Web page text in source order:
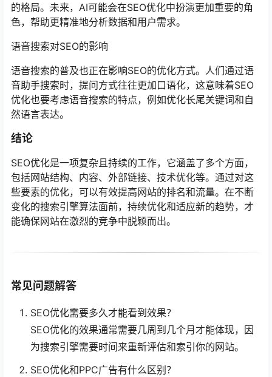
的格局。未来，AI可能会在SEO优化中扮演更加重要的角
色，帮助更精准地分析数据和用户需求。
语音搜索对SEO的影响
语音搜索的普及也正在影响SEO的优化方式。人们通过语
音助手搜索时，提问方式往往更加口语化，这意味着SEO
优化也要考虑语音搜索的特点，例如优化长尾关键词和自
然语言表达。
结论
SEO优化是一项复杂且持续的工作，它涵盖了多个方面，
包括网站结构、内容、外部链接、技术优化等。通过对这
些要素的优化，可以有效提高网站的排名和流量。在不断
变化的搜索引擎算法面前，持续优化和适应新的趋势，才
能确保网站在激烈的竞争中脱颖而出。
常见问题解答
SEO优化需要多久才能看到效果？
SEO优化的效果通常需要几周到几个月才能体现，因
为搜索引擎需要时间来重新评估和索引你的网站。
SEO优化和PPC广告有什么区别？